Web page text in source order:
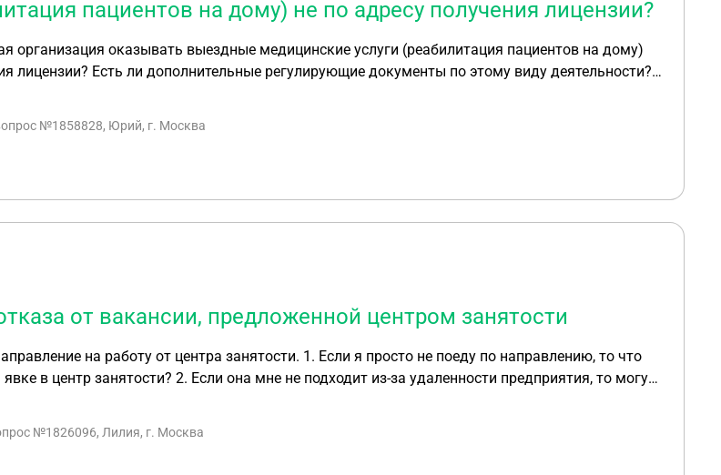
пациентов на дому) не по адресу получения лицензии?
организация оказывать выездные медицинские услуги (реабилитация пациентов на дому)
лицензии? Есть ли дополнительные регулирующие документы по этому виду деятельности?
с лицензией на медсестринскую деятельность, неврологию, массаж, мануальную терапию,
№1858828, Юрий, г. Москва
от вакансии, предложенной центром занятости
от центра занятости. 1. Если я просто не поеду по направлению, то что
мне не подходит из-за удаленности предприятия, то могу
не съездив на собеседование к работодателю,
можно только на
с пересадкой. Стоимость билетов в один конец более 70 рублей. Предлагаемая зарплата 12
№1826096, Лилия, г. Москва